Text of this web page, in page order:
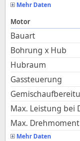
Mehr Daten
Motor
Bauart
Bohrung x Hub
Hubraum
Gassteuerung
Max. Leistung bei
Max.
Mehr Daten